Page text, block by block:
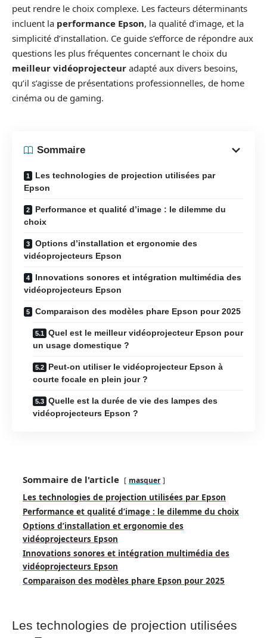
peut rendre le choix complexe. Les facteurs déterminants
incluent la performance Epson, la qualité d’image, et la
simplicité d’installation. Ce guide s’efforce de répondre aux
questions les plus fréquentes concernant le choix du
meilleur vidéoprojecteur adapté aux divers besoins,
qu’il s’agisse de présentations professionnelles, de home
cinéma ou de gaming.
Sommaire
Les technologies de projection utilisées par
Epson
Performance et qualité d’image : le dilemme du
choix
Options d’installation et ergonomie des
vidéoprojecteurs Epson
Innovations sonores et intégration multimédia des
vidéoprojecteurs Epson
Comparaison des modèles phare Epson pour 2025
Quel est le meilleur vidéoprojecteur Epson pour
un usage domestique ?
Peut-on utiliser le vidéoprojecteur Epson à
courte focale en plein jour ?
Quelle est la durée de vie des lampes des
vidéoprojecteurs Epson ?
Sommaire de l'article masquer
Les technologies de projection utilisées par Epson
Performance et qualité d’image : le dilemme du choix
Options d’installation et ergonomie des
vidéoprojecteurs Epson
Innovations sonores et intégration multimédia des
vidéoprojecteurs Epson
Comparaison des modèles phare Epson pour 2025
Les technologies de projection utilisées